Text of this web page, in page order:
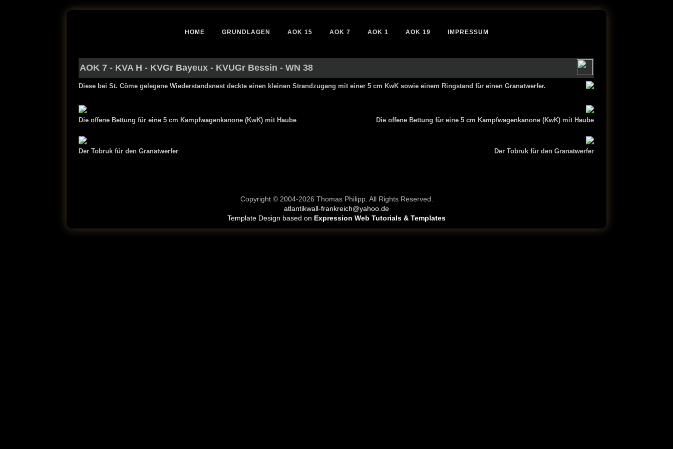
HOME GRUNDLAGEN AOK 15 AOK 7 AOK 1 AOK 19 IMPRESSUM
AOK 7 - KVA H - KVGr Bayeux - KVUGr Bessin - WN 38
Diese bei St. Côme gelegene Wiederstandsnest deckte einen kleinen Strandzugang mit einer 5 cm KwK sowie einem Ringstand für einen Granatwerfer.
Die offene Bettung für eine 5 cm Kampfwagenkanone (KwK) mit Haube Die offene Bettung für eine 5 cm Kampfwagenkanone (KwK) mit Haube
Der Tobruk für den Granatwerfer Der Tobruk für den Granatwerfer
Copyright © 2004-2026 Thomas Philipp. All Rights Reserved.
atlantikwall-frankreich@yahoo.de
Template Design based on Expression Web Tutorials & Templates